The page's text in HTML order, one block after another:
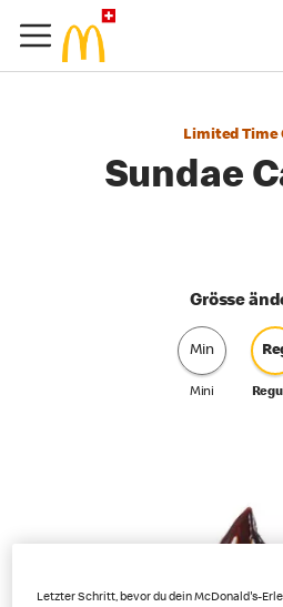
Limited Time
Sundae
Grösse
Min
Mini
Letzter Schritt, bevor du dein McDonald's-